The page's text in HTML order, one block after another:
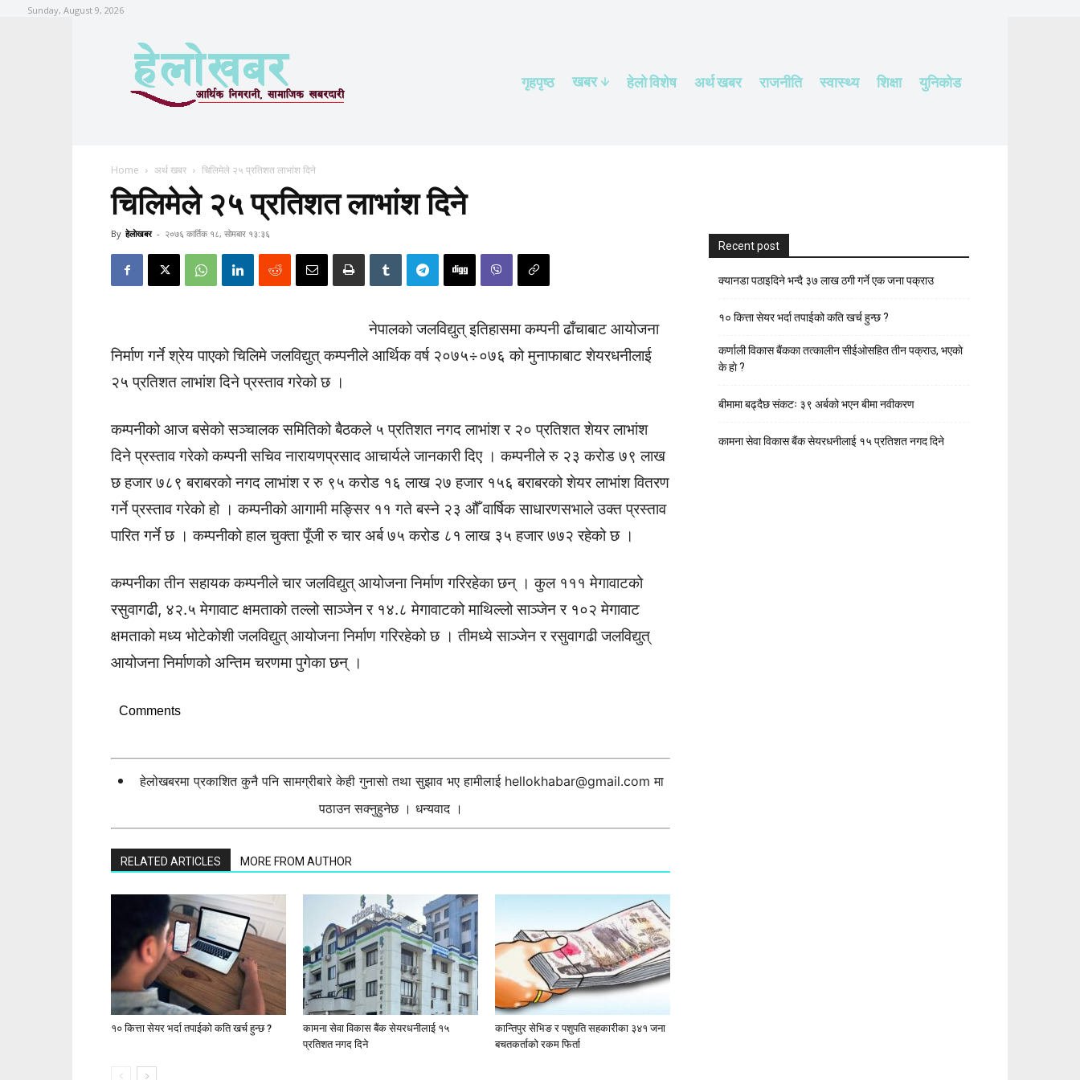
Sunday, August 9, 2026
गृहपृष्ठ खबर हेलाे विशेष अर्थ खबर राजनीति स्वास्थ्य शिक्षा युनिकोड
Home अर्थ खबर चिलिमेले २५ प्रतिशत लाभांश दिने
चिलिमेले २५ प्रतिशत लाभांश दिने
By हेलाेखबर - २०७६ कार्तिक १८, सोमबार १३:३६
नेपालको जलविद्युत् इतिहासमा कम्पनी ढाँचाबाट आयोजना
निर्माण गर्ने श्रेय पाएको चिलिमे जलविद्युत् कम्पनीले आर्थिक वर्ष २०७५÷०७६ को मुनाफाबाट शेयरधनीलाई
२५ प्रतिशत लाभांश दिने प्रस्ताव गरेको छ ।
कम्पनीको आज बसेको सञ्चालक समितिको बैठकले ५ प्रतिशत नगद लाभांश र २० प्रतिशत शेयर लाभांश
दिने प्रस्ताव गरेको कम्पनी सचिव नारायणप्रसाद आचार्यले जानकारी दिए । कम्पनीले रु २३ करोड ७९ लाख
छ हजार ७८९ बराबरको नगद लाभांश र रु ९५ करोड १६ लाख २७ हजार १५६ बराबरको शेयर लाभांश वितरण
गर्ने प्रस्ताव गरेको हो । कम्पनीको आगामी मङ्सिर ११ गते बस्ने २३ औँ वार्षिक साधारणसभाले उक्त प्रस्ताव
पारित गर्ने छ । कम्पनीको हाल चुक्ता पूँजी रु चार अर्ब ७५ करोड ८१ लाख ३५ हजार ७७२ रहेको छ ।
कम्पनीका तीन सहायक कम्पनीले चार जलविद्युत् आयोजना निर्माण गरिरहेका छन् । कुल १११ मेगावाटको
रसुवागढी, ४२.५ मेगावाट क्षमताको तल्लो साञ्जेन र १४.८ मेगावाटको माथिल्लो साञ्जेन र १०२ मेगावाट
क्षमताको मध्य भोटेकोशी जलविद्युत् आयोजना निर्माण गरिरहेको छ । तीमध्ये साञ्जेन र रसुवागढी जलविद्युत्
आयोजना निर्माणको अन्तिम चरणमा पुगेका छन् ।
Comments
हेलोखबरमा प्रकाशित कुनै पनि सामग्रीबारे केही गुनासो तथा सुझाव भए हामीलाई hellokhabar@gmail.com मा
पठाउन सक्नुहुनेछ । धन्यवाद ।
RELATED ARTICLES MORE FROM AUTHOR
१० कित्ता सेयर भर्दा तपाईको कति खर्च हुन्छ ?
कामना सेवा विकास बैंक सेयरधनीलाई १५
प्रतिशत नगद दिने
कान्तिपुर सेभिङ र पशुपति सहकारीका ३४१ जना
बचतकर्ताको रकम फिर्ता
Recent post
क्यानडा पठाइदिने भन्दै ३७ लाख ठगी गर्ने एक जना पक्राउ
१० कित्ता सेयर भर्दा तपाईको कति खर्च हुन्छ ?
कर्णाली विकास बैंकका तत्कालीन सीईओसहित तीन पक्राउ, भएकाे
के हाे ?
बीमामा बढ्दैछ संकटः ३९ अर्बको भएन बीमा नवीकरण
कामना सेवा विकास बैंक सेयरधनीलाई १५ प्रतिशत नगद दिने